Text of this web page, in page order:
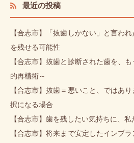
最近の投稿
【合志市】「抜歯しかない」と言わ
を残せる可能性
【合志市】抜歯と診断された歯を、
的再植術～
【合志市】抜歯＝悪いこと、ではあ
択になる場合
【合志市】歯を残したい気持ちに、
【合志市】将来まで安定したインプ